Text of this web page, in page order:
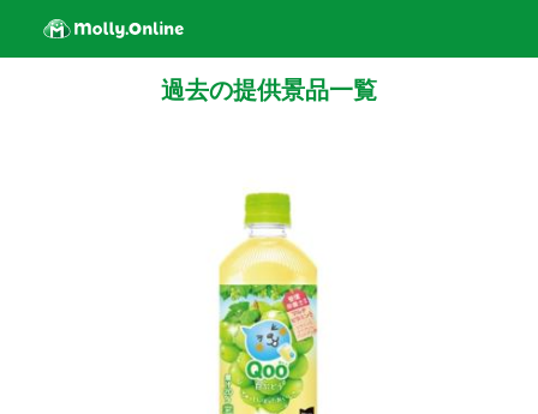
過去の提供景品一覧